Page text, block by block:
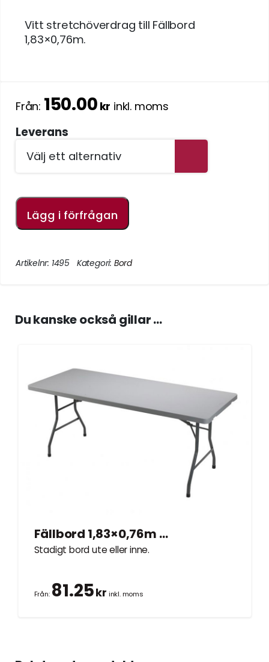
Vitt stretchöverdrag till Fällbord
1,83×0,76m.
Från: 150.00 kr inkl. moms
Leverans
Lägg i förfrågan
Artikelnr: 1495 Kategori: Bord
Du kanske också gillar …
Fällbord 1,83×0,76m 6 platser
Stadigt bord ute eller inne.
Från: 81.25kr inkl. moms